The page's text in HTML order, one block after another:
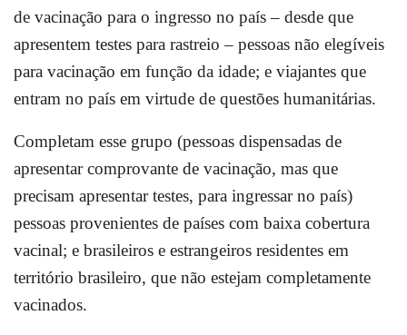
de vacinação para o ingresso no país – desde que
apresentem testes para rastreio – pessoas não elegíveis
para vacinação em função da idade; e viajantes que
entram no país em virtude de questões humanitárias.
Completam esse grupo (pessoas dispensadas de
apresentar comprovante de vacinação, mas que
precisam apresentar testes, para ingressar no país)
pessoas provenientes de países com baixa cobertura
vacinal; e brasileiros e estrangeiros residentes em
território brasileiro, que não estejam completamente
vacinados.